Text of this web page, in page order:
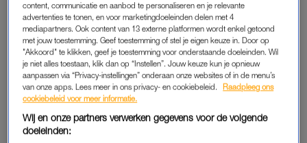
content, communicatie en aanbod te personaliseren en je relevante
advertenties te tonen, en voor marketingdoeleinden delen met 4
mediapartners. Ook content van 13 externe platformen wordt enkel getoond
met jouw toestemming. Geef toestemming of stel je eigen keuze in. Door op
"Akkoord" te klikken, geef je toestemming voor onderstaande doeleinden. Wil
je niet alles toestaan, klik dan op “Instellen”. Jouw keuze kun je opnieuw
aanpassen via “Privacy-instellingen” onderaan onze websites of in de menu’s
van onze apps. Lees meer in ons privacy- en cookiebeleid.
Raadpleeg ons
cookiebeleid voor meer informatie.
Wij en onze partners verwerken gegevens voor de volgende
doeleinden: